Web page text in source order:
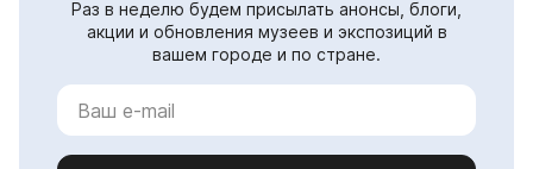
Раз в неделю будем присылать анонсы, блоги,
акции и обновления музеев и экспозиций в
вашем городе и по стране.